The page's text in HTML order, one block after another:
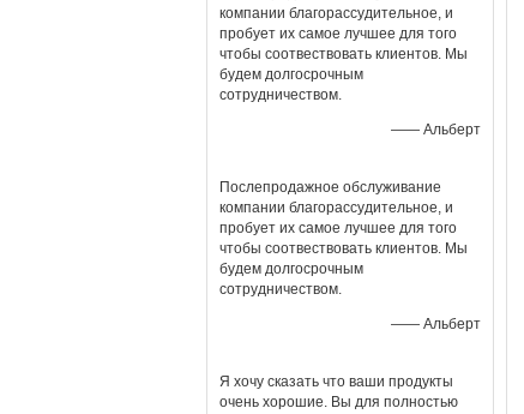
компании благорассудительное, и
пробует их самое лучшее для того
чтобы соотвествовать клиентов. Мы
будем долгосрочным
сотрудничеством.
—— Альберт
Послепродажное обслуживание
компании благорассудительное, и
пробует их самое лучшее для того
чтобы соотвествовать клиентов. Мы
будем долгосрочным
сотрудничеством.
—— Альберт
Я хочу сказать что ваши продукты
очень хорошие. Вы для полностью